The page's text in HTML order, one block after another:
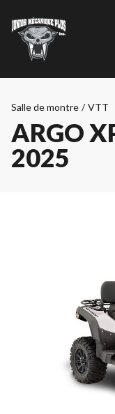
Salle de montre / VTT
ARGO
2025